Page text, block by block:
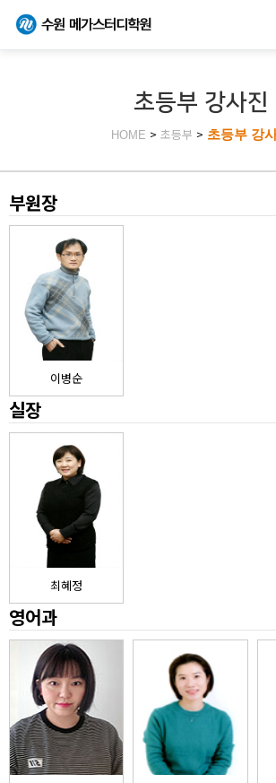
초등부 강사진
HOME > 초등부 > 초등부 강
부원장
이병순
실장
최혜정
영어과